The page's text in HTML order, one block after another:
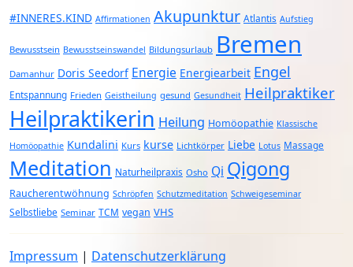
#INNERES.KIND Affirmationen Akupunktur Atlantis Aufstieg
Bewusstsein Bewusstseinswandel Bildungsurlaub Bremen
Damanhur Doris Seedorf Energie Energiearbeit Engel
Entspannung Frieden Geistheilung gesund Gesundheit Heilpraktiker
Heilpraktikerin Heilung Homöopathie Klassische
Homöopathie Kundalini Kurs kurse Lichtkörper Liebe Lotus Massage
Meditation Naturheilpraxis Osho Qi Qigong
Raucherentwöhnung Schröpfen Schutzmeditation Schweigeseminar
Selbstliebe Seminar TCM vegan VHS
Impressum | Datenschutzerklärung